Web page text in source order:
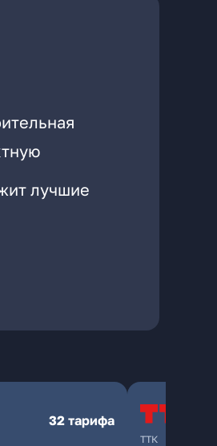
лучшие
32 тарифа
ТТК